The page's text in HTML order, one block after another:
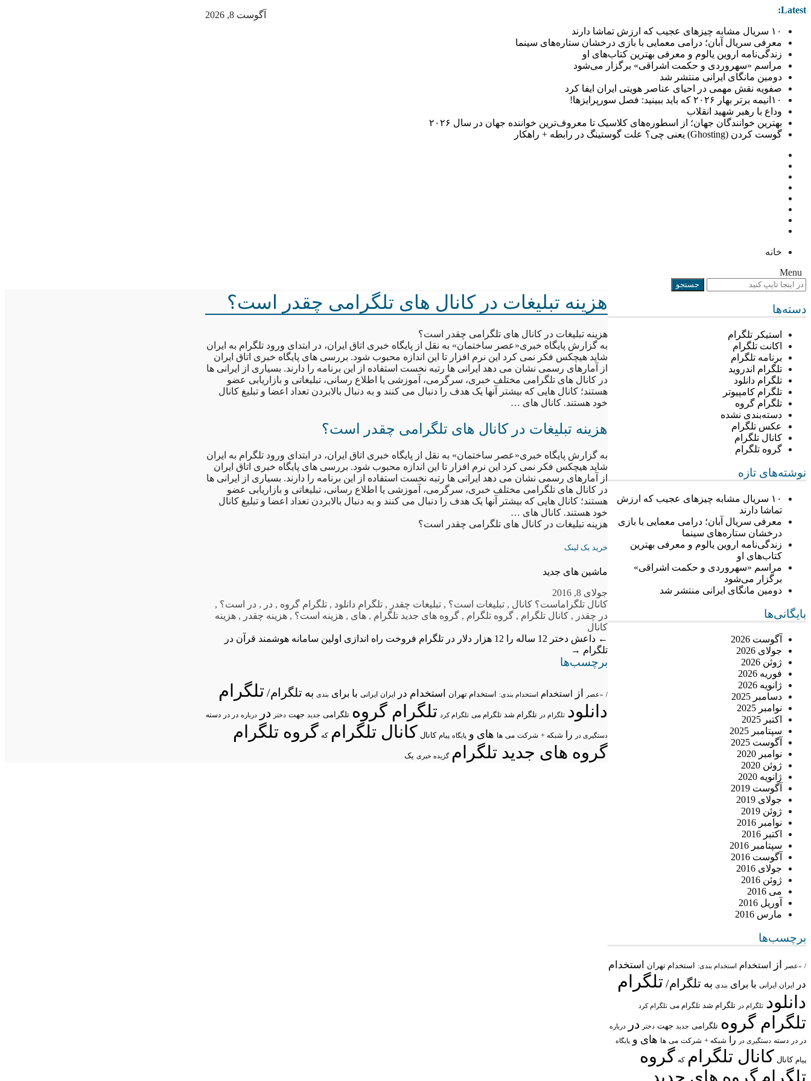
آگوست 8, 2026 Latest:
۱۰ سریال مشابه چیزهای عجیب که ارزش تماشا دارند
معرفی سریال آبان؛ درامی معمایی با بازی درخشان ستاره‌های سینما
زندگی‌نامه اروین یالوم و معرفی بهترین کتاب‌های او
مراسم «سهروردی و حکمت اشراقی» برگزار می‌شود
دومین مانگای ایرانی منتشر شد
صفویه نقش مهمی در احیای عناصر هویتی ایران ایفا کرد
۱۰انیمه برتر بهار ۲۰۲۶ که باید ببینید: فصل سورپرایزها!
وداع با رهبر شهید انقلاب
بهترین خوانندگان جهان؛ از اسطوره‌های کلاسیک تا معروف‌ترین خواننده جهان در سال ۲۰۲۶
گوست کردن (Ghosting) یعنی چی؟ علت گوستینگ در رابطه + راهکار
خانه
Menu
دسته‌ها
استیکر تلگرام
اکانت تلگرام
برنامه تلگرام
تلگرام اندروید
تلگرام دانلود
تلگرام کامپیوتر
تلگرام گروه
دسته‌بندی نشده
عکس تلگرام
کانال تلگرام
گروه تلگرام
نوشته‌های تازه
۱۰ سریال مشابه چیزهای عجیب که ارزش
تماشا دارند
معرفی سریال آبان؛ درامی معمایی با بازی
درخشان ستاره‌های سینما
زندگی‌نامه اروین یالوم و معرفی بهترین
کتاب‌های او
مراسم «سهروردی و حکمت اشراقی»
برگزار می‌شود
دومین مانگای ایرانی منتشر شد
بایگانی‌ها
آگوست 2026
جولای 2026
ژوئن 2026
فوریه 2026
ژانویه 2026
دسامبر 2025
نوامبر 2025
اکتبر 2025
سپتامبر 2025
آگوست 2025
نوامبر 2020
ژوئن 2020
ژانویه 2020
آگوست 2019
جولای 2019
ژوئن 2019
نوامبر 2016
اکتبر 2016
سپتامبر 2016
آگوست 2016
جولای 2016
ژوئن 2016
می 2016
آوریل 2016
مارس 2016
برچسب‌ها
/ «عصر از استخدام استخدام بندی: استخدام تهران
استخدام
در
ایران ایرانی با برای بندی به تلگرام/ تلگرام
دانلود تلگرام در تلگرام شد تلگرام می تلگرام کرد
تلگرام گروه تلگرامی جدید جهت دختر در درباره
در در دسته دستگیری در را شبکه + شرکت می ها های و پایگاه
پیام کانال کانال تلگرام که گروه
تلگرام گروه های جدید
هزینه تبلیغات در کانال های تلگرامی چقدر است؟
هزینه تبلیغات در کانال های تلگرامی چقدر است؟
به گزارش پایگاه خبری«عصر ساختمان» به نقل از پایگاه خبری اتاق ایران، در ابتدای ورود تلگرام به ایران
شاید هیچکس فکر نمی کرد این نرم افزار تا این اندازه محبوب شود. بررسی های پایگاه خبری اتاق ایران
از آمارهای رسمی نشان می دهد ایرانی ها رتبه نخست استفاده از این برنامه را دارند. بسیاری از ایرانی ها
در کانال های تلگرامی مختلف خبری، سرگرمی، آموزشی یا اطلاع رسانی، تبلیغاتی و بازاریابی عضو
هستند؛ کانال هایی که بیشتر آنها یک هدف را دنبال می کنند و به دنبال بالابردن تعداد اعضا و تبلیغ کانال
خود هستند. کانال های …
هزینه تبلیغات در کانال های تلگرامی چقدر است؟
به گزارش پایگاه خبری«عصر ساختمان» به نقل از پایگاه خبری اتاق ایران، در ابتدای ورود تلگرام به ایران
شاید هیچکس فکر نمی کرد این نرم افزار تا این اندازه محبوب شود. بررسی های پایگاه خبری اتاق ایران
از آمارهای رسمی نشان می دهد ایرانی ها رتبه نخست استفاده از این برنامه را دارند. بسیاری از ایرانی ها
در کانال های تلگرامی مختلف خبری، سرگرمی، آموزشی یا اطلاع رسانی، تبلیغاتی و بازاریابی عضو
هستند؛ کانال هایی که بیشتر آنها یک هدف را دنبال می کنند و به دنبال بالابردن تعداد اعضا و تبلیغ کانال
خود هستند. کانال های …
هزینه تبلیغات در کانال های تلگرامی چقدر است؟
خرید بک لینک
ماشین های جدید
جولای 8, 2016
کانال تلگراماست؟ کانال , تبلیغات است؟ , تبلیغات چقدر , تلگرام دانلود , تلگرام گروه , در , در است؟ ,
در چقدر , کانال تلگرام , گروه تلگرام , گروه های جدید تلگرام , های , هزینه است؟ , هزینه چقدر , هزینه
کانال
← داعش دختر 12 ساله را 12 هزار دلار در تلگرام فروخت
راه اندازی اولین سامانه هوشمند قرآن در
تلگرام →
برچسب‌ها
/ «عصر از استخدام استخدام بندی: استخدام تهران استخدام در ایران ایرانی با برای بندی به تلگرام/ تلگرام
دانلود تلگرام در تلگرام شد تلگرام می تلگرام کرد تلگرام گروه تلگرامی جدید جهت دختر در درباره در در دسته
دستگیری در را شبکه + شرکت می ها های و پایگاه پیام کانال کانال تلگرام که گروه تلگرام
گروه های جدید تلگرام گزیده خبری یک